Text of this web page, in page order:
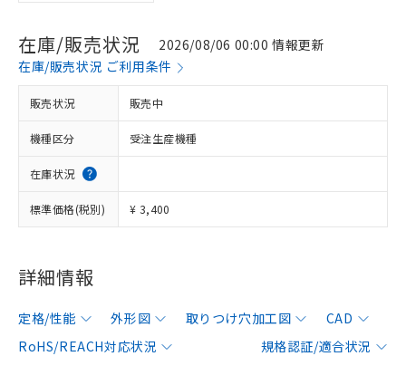
在庫/販売状況
2026/08/06 00:00 情報更新
在庫/販売状況 ご利用条件
販売状況 販売中
機種区分 受注生産機種
在庫状況
標準価格(税別) ¥ 3,400
詳細情報
定格/性能 外形図 取りつけ穴加工図
CAD
RoHS/REACH対応状況
規格認証/適合状況